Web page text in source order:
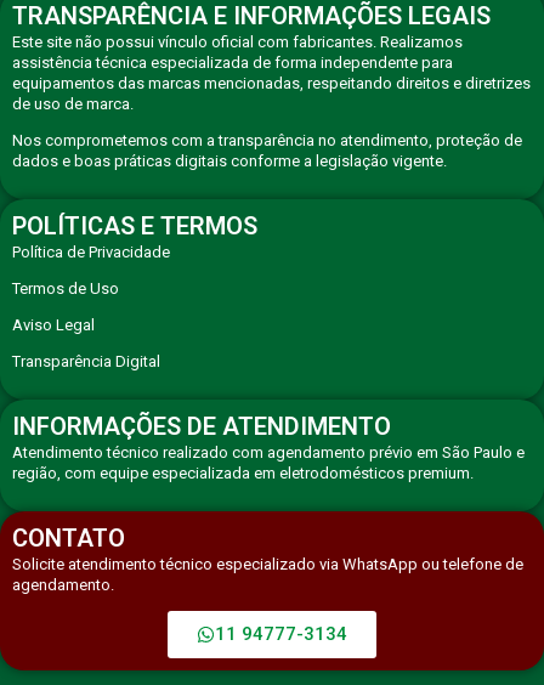
TRANSPARÊNCIA E INFORMAÇÕES LEGAIS
Este site não possui vínculo oficial com fabricantes. Realizamos
assistência técnica especializada de forma independente para
equipamentos das marcas mencionadas, respeitando direitos e diretrizes
de uso de marca.
Nos comprometemos com a transparência no atendimento, proteção de
dados e boas práticas digitais conforme a legislação vigente.
POLÍTICAS E TERMOS
Política de Privacidade
Termos de Uso
Aviso Legal
Transparência Digital
INFORMAÇÕES DE ATENDIMENTO
Atendimento técnico realizado com agendamento prévio em São Paulo e
região, com equipe especializada em eletrodomésticos premium.
CONTATO
Solicite atendimento técnico especializado via WhatsApp ou telefone de
agendamento.
11 94777-3134